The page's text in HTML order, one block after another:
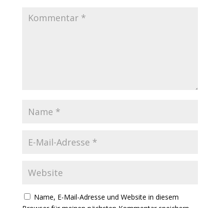
Name, E-Mail-Adresse und Website in diesem